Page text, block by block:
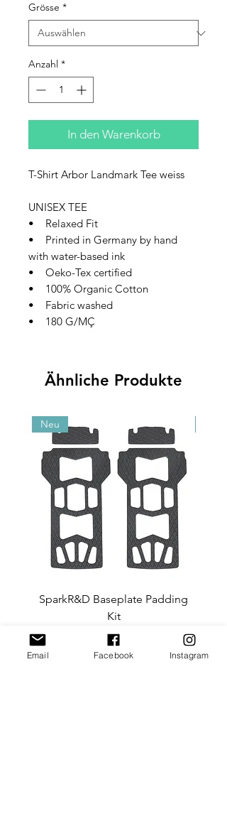
Grösse *
Anzahl *
In den Warenkorb
T-Shirt Arbor Landmark Tee weiss
UNISEX TEE
• Relaxed Fit
• Printed in Germany by hand
with water-based ink
• Oeko-Tex certified
• 100% Organic Cotton
• Fabric washed
• 180 G/MÇ
Ähnliche Produkte
Neu
SparkR&D Baseplate Padding
Kit
Preis
CHF 35.00
Email Facebook Instagram